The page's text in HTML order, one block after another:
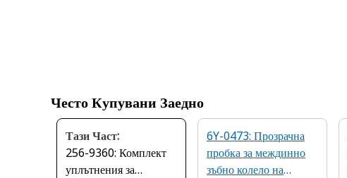
Често Купувани Заедно
Тази Част:
256-9360: Комплект
уплътнения за
6Y-0473: Прозрачна
пробка за междинно
зъбно колело на